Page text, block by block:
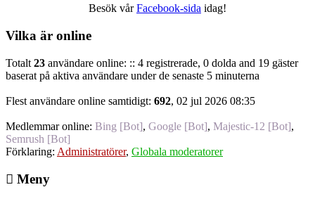
Besök vårFacebook-sida idag!
Vilka är online
Totalt 23 användare online: :: 4 registrerade, 0 dolda and 19 gäster
baserat på aktiva användare under de senaste 5 minuterna
Flest användare online samtidigt: 692, 02 jul 2026 08:35
Medlemmar online: Bing [Bot], Google [Bot], Majestic-12 [Bot],
Semrush [Bot]
Förklaring: Administratörer, Globala moderatorer
Meny